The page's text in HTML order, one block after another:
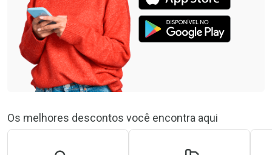
Os melhores descontos você encontra aqui